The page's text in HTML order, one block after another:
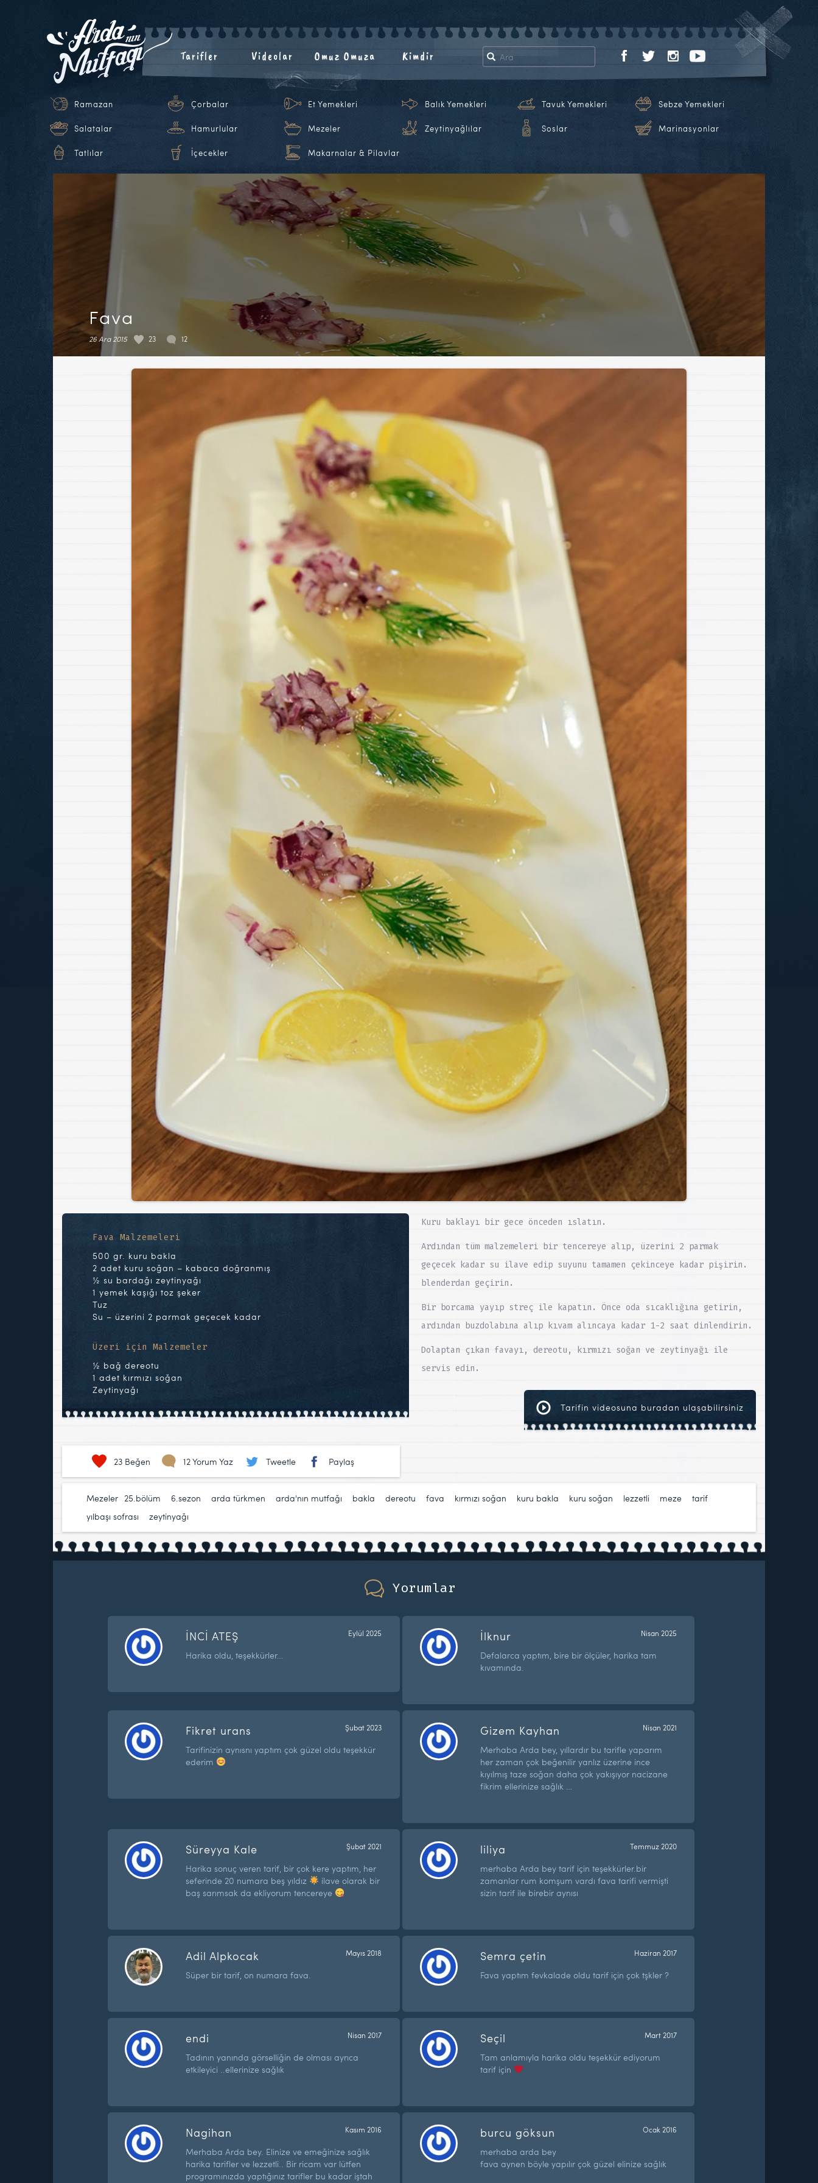
Tarifler Videolar Omuz Omuza Kimdir
Ramazan Çorbalar Et Yemekleri Balık Yemekleri Tavuk Yemekleri Sebze Yemekleri
Salatalar Hamurlular Mezeler Zeytinyağlılar Soslar Marinasyonlar
Tatlılar İçecekler Makarnalar & Pilavlar
Fava
26 Ara 2015 23 12
Fava Malzemeleri
500 gr. kuru bakla
2 adet kuru soğan – kabaca doğranmış
½ su bardağı zeytinyağı
1 yemek kaşığı toz şeker
Tuz
Su – üzerini 2 parmak geçecek kadar
Üzeri için Malzemeler
½ bağ dereotu
1 adet kırmızı soğan
Zeytinyağı
Kuru baklayı bir gece önceden ıslatın.
Ardından tüm malzemeleri bir tencereye alıp, üzerini 2 parmak
geçecek kadar su ilave edip suyunu tamamen çekinceye kadar pişirin.
blenderdan geçirin.
Bir borcama yayıp streç ile kapatın. Önce oda sıcaklığına getirin,
ardından buzdolabına alıp kıvam alıncaya kadar 1-2 saat dinlendirin.
Dolaptan çıkan favayı, dereotu, kırmızı soğan ve zeytinyağı ile
servis edin.
Tarifin videosuna buradan ulaşabilirsiniz
23 Beğen 12 Yorum Yaz Tweetle Paylaş
Mezeler 25.bölüm 6.sezon arda türkmen arda'nın mutfağı bakla dereotu fava kırmızı soğan kuru bakla kuru soğan lezzetli meze tarif
yılbaşı sofrası
zeytinyağı
Yorumlar
İNCİ ATEŞ Eylül 2025
Harika oldu, teşekkürler…
İlknur Nisan 2025
Defalarca yaptım, bire bir ölçüler, harika tam
kıvamında.
Fikret urans Şubat 2023
Tarifinizin aynısnı yaptım çok güzel oldu teşekkür
ederim
Gizem Kayhan Nisan 2021
Merhaba Arda bey, yıllardır bu tarifle yaparım
her zaman çok beğenilir yanlız üzerine ince
kıyılmış taze soğan daha çok yakışıyor nacizane
fikrim ellerinize sağlık …
Süreyya Kale Şubat 2021
Harika sonuç veren tarif, bir çok kere yaptım, her
seferinde 20 numara beş yıldız
ilave olarak bir
baş sarımsak da ekliyorum tencereye
liliya Temmuz 2020
merhaba Arda bey tarif için teşekkürler.bir
zamanlar rum komşum vardı fava tarifi vermişti
sizin tarif ile birebir aynısı
Adil Alpkocak Mayıs 2018
Süper bir tarif, on numara fava.
Semra çetin Haziran 2017
Fava yaptım fevkalade oldu tarif için çok tşkler ?
endi Nisan 2017
Tadının yanında görselliğin de olması ayrıca
etkileyici ..ellerinize sağlık
Seçil Mart 2017
Tam anlamıyla harika oldu teşekkür ediyorum
tarif için
Nagihan Kasım 2016
Merhaba Arda bey. Elinize ve emeğinize sağlık
harika tarifler ve lezzetli.. Bir ricam var lütfen
programınızda yaptığınız tarifler bu kadar iştah
burcu göksun Ocak 2016
merhaba arda bey
fava aynen böyle yapılır çok güzel elinize sağlık